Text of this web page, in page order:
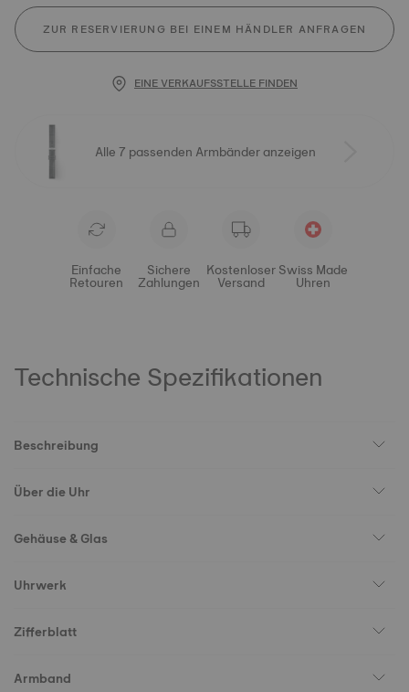
ZUR RESERVIERUNG BEI EINEM HÄNDLER ANFRAGEN
EINE VERKAUFSSTELLE FINDEN
Alle 7 passenden Armbänder anzeigen
Einfache
Retouren
Sichere
Zahlungen
Kostenloser
Versand
Swiss Made
Uhren
Technische Spezifikationen
Beschreibung
Über die Uhr
Gehäuse & Glas
Uhrwerk
Zifferblatt
Armband